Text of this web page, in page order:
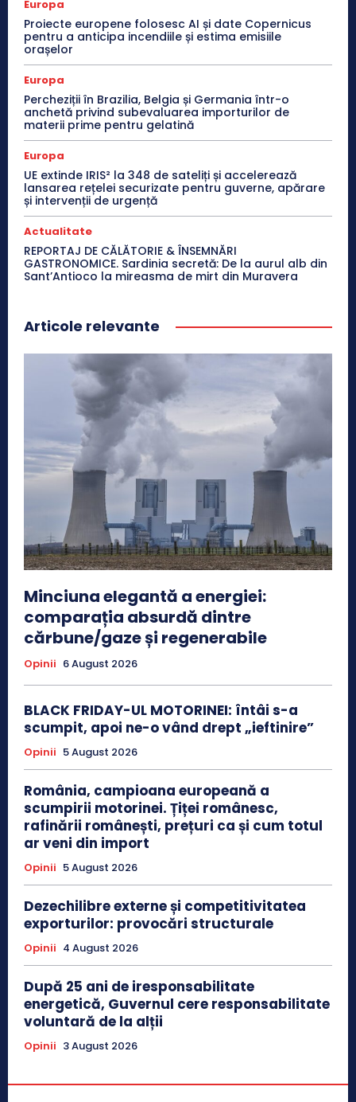
Europa
Proiecte europene folosesc AI și date Copernicus
pentru a anticipa incendiile și estima emisiile
orașelor
Europa
Percheziții în Brazilia, Belgia și Germania într-o
anchetă privind subevaluarea importurilor de
materii prime pentru gelatină
Europa
UE extinde IRIS² la 348 de sateliți și accelerează
lansarea rețelei securizate pentru guverne, apărare
și intervenții de urgență
Actualitate
REPORTAJ DE CĂLĂTORIE & ÎNSEMNĂRI
GASTRONOMICE. Sardinia secretă: De la aurul alb din
Sant’Antioco la mireasma de mirt din Muravera
Articole relevante
Minciuna elegantă a energiei:
comparația absurdă dintre
cărbune/gaze și regenerabile
Opinii 6 August 2026
BLACK FRIDAY-UL MOTORINEI: întâi s-a
scumpit, apoi ne-o vând drept „ieftinire”
Opinii 5 August 2026
România, campioana europeană a
scumpirii motorinei. Țiței românesc,
rafinării românești, prețuri ca și cum totul
ar veni din import
Opinii 5 August 2026
Dezechilibre externe și competitivitatea
exporturilor: provocări structurale
Opinii 4 August 2026
După 25 ani de iresponsabilitate
energetică, Guvernul cere responsabilitate
voluntară de la alții
Opinii 3 August 2026